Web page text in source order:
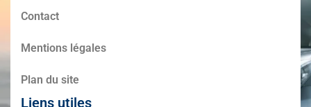
Contact
Mentions légales
Plan du site
Liens utiles